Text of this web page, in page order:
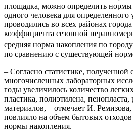
площадка, можно определить нормы
одного человека для определенного
проводились во всех районах
коэффициента сезонной
средняя норма накопления по
по сравнению с существующей
– Согласно статистике,
многочисленных лабораторных
годы увеличилось количество
пластика, полиэтилена,
материалов, – отмечает И.
повлияло на объем бытовых отходов
нормы накопления.